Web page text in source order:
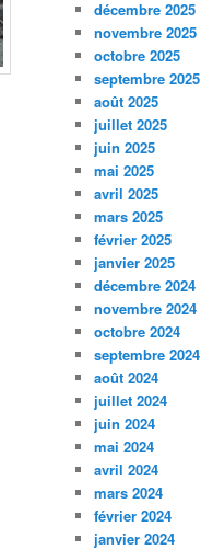
décembre 2025
novembre 2025
octobre 2025
septembre 2025
août 2025
juillet 2025
juin 2025
mai 2025
avril 2025
mars 2025
février 2025
janvier 2025
décembre 2024
novembre 2024
octobre 2024
septembre 2024
août 2024
juillet 2024
juin 2024
mai 2024
avril 2024
mars 2024
février 2024
janvier 2024